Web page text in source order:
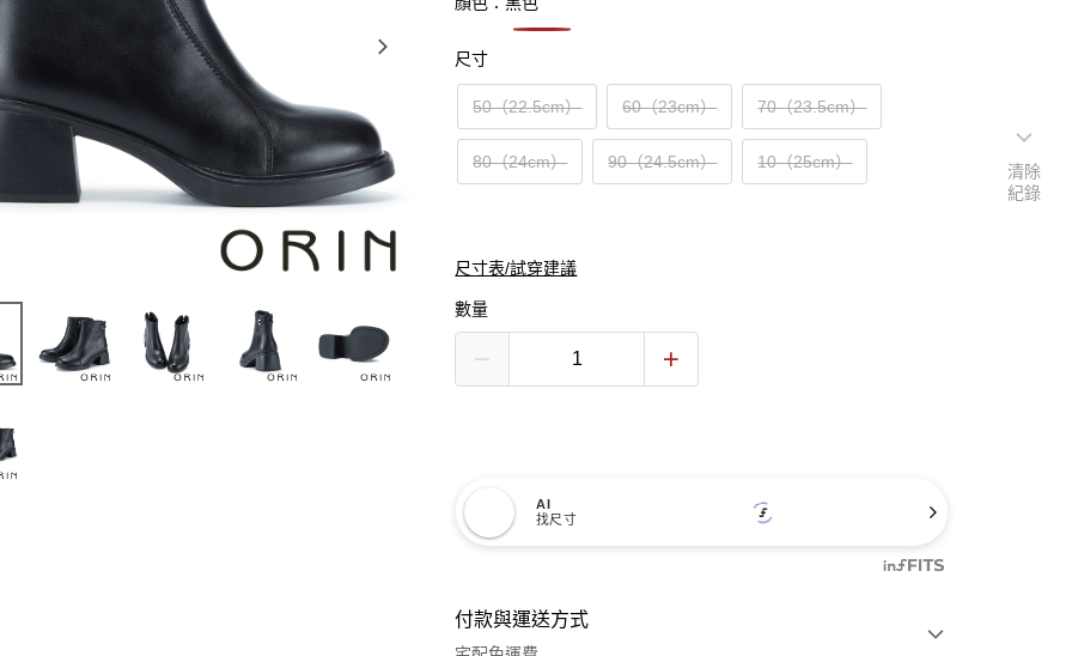
尺寸
50（22.5cm） 60（23cm） 70（23.5cm）
80（24cm） 90（24.5cm） 10（25cm）
尺寸表/試穿建議
數量
AI
找尺寸
付款與運送方式
清除
紀錄